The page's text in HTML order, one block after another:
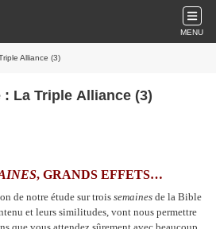
MENU
Alliance (3)
La Triple Alliance (3)
, GRANDS EFFETS…
de notre étude sur trois semaines de la Bible
et leurs similitudes, vont nous permettre